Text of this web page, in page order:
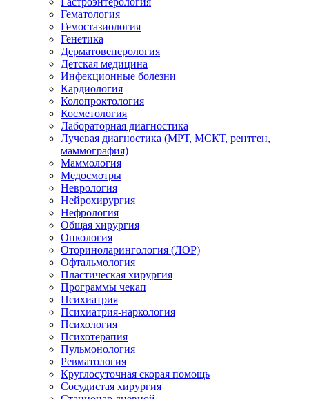
Гематология
Гемостазиология
Генетика
Дерматовенерология
Детская медицина
Инфекционные болезни
Кардиология
Колопроктология
Косметология
Лабораторная диагностика
Лучевая диагностика (МРТ, МСКТ, рентген,
маммография)
Маммология
Медосмотры
Неврология
Нейрохирургия
Нефрология
Общая хирургия
Онкология
Оториноларингология (ЛОР)
Офтальмология
Пластическая хирургия
Программы чекап
Психиатрия
Психиатрия-наркология
Психология
Психотерапия
Пульмонология
Ревматология
Круглосуточная скорая помощь
Сосудистая хирургия